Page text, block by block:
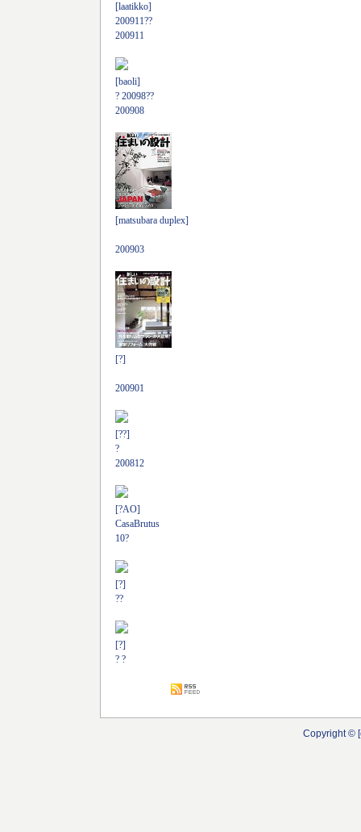
[laatikko]
200911??
200911
[baoli]
? 20098??
200908
[matsubara duplex]
200903
[?]
200901
[??]
?
200812
[?AO]
CasaBrutus
10?
[?]
??
[?]
? ?
Copyright ©